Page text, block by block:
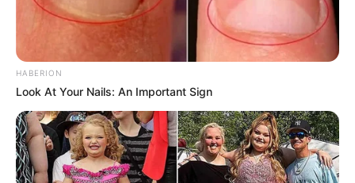
HABERION
Look At Your Nails: An Important Sign